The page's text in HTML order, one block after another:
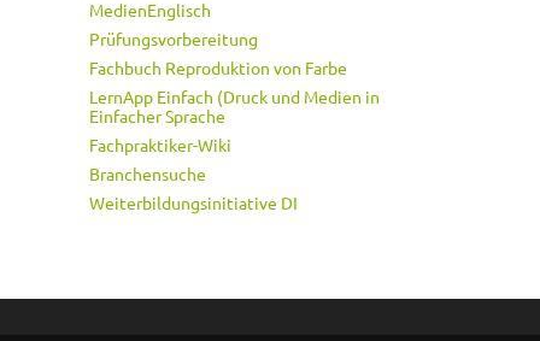
MedienEnglisch
Prüfungsvorbereitung
Fachbuch Reproduktion von Farbe
LernApp Einfach (Druck und Medien in
Einfacher Sprache
Fachpraktiker-Wiki
Branchensuche
Weiterbildungsinitiative DI